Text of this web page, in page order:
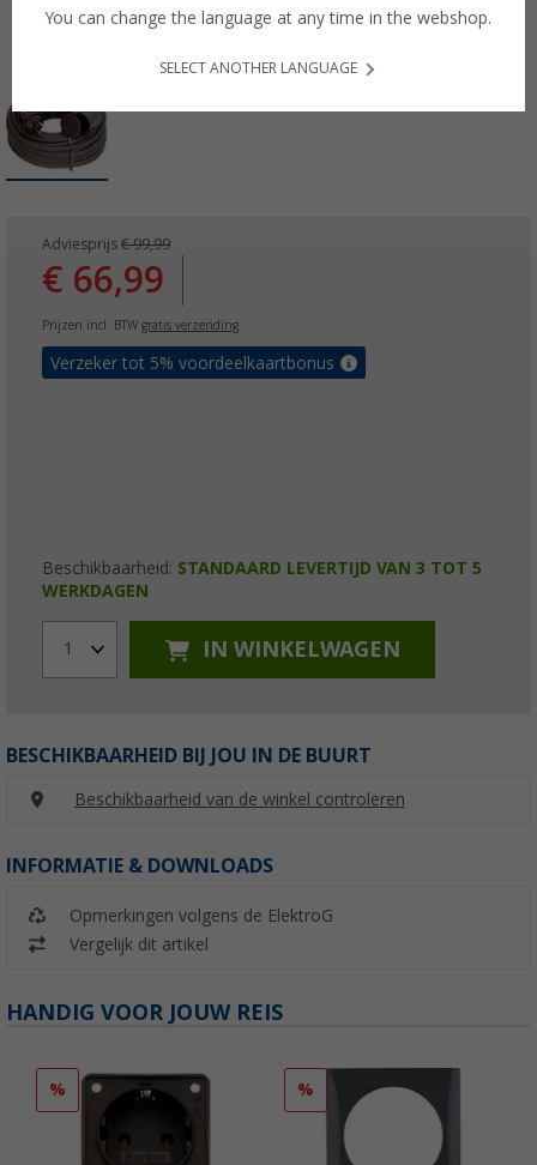
Adviesprijs € 99,99
€ 66,99
Prijzen incl. BTW gratis verzending
Verzeker tot 5% voordeelkaartbonus
Beschikbaarheid: STANDAARD LEVERTIJD VAN 3 TOT 5
WERKDAGEN
1 IN WINKELWAGEN
BESCHIKBAARHEID BIJ JOU IN DE BUURT
Beschikbaarheid van de winkel controleren
INFORMATIE & DOWNLOADS
Opmerkingen volgens de ElektroG
Vergelijk dit artikel
HANDIG VOOR JOUW REIS
% %
You can change the language at any time in the webshop.
SELECT ANOTHER LANGUAGE